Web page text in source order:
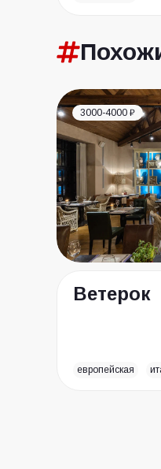
3000-4000 ₽
Ветерок
европейская